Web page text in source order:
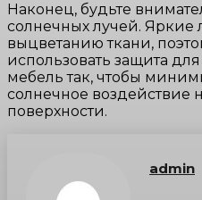
Наконец, будьте
солнечных лучей. Яркие
выцветанию ткани,
использовать защита
мебель так, чтобы
солнечное воздействие
поверхности.
admin